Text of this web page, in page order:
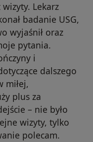
Lekarz
badanie USG,
wyjaśnił oraz
pytania.
i
dalszego
miłej,
plus za
– nie było
wizyty, tylko
polecam.